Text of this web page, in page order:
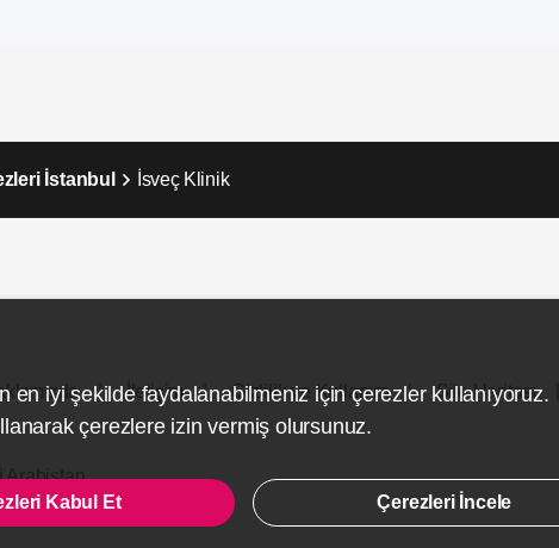
İstanbul İsveç Klinik
İletişim Gizlilik ve Kullanım Site Haritası
Arabistan
en iyi şekilde faydalanabilmeniz için çerezler kullanıyoruz.
çerezlere izin vermiş olursunuz.
Kabul Et Çerezleri İncele